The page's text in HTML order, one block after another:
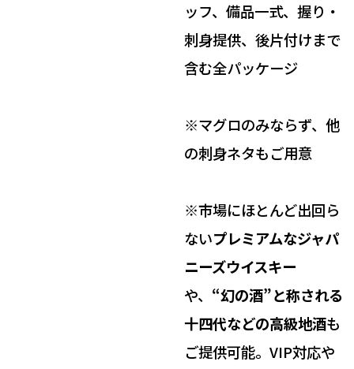
ッフ、備品一式、握り・
刺身提供、後片付けまで
含む全パッケージ
※マグロのみならず、他
の刺身ネタもご用意
※市場にほとんど出回ら
ないプレミアムなジャパ
ニーズウイスキー
や、 “幻の酒”と称される
十四代などの高級地酒も
ご提供可能。VIP対応や